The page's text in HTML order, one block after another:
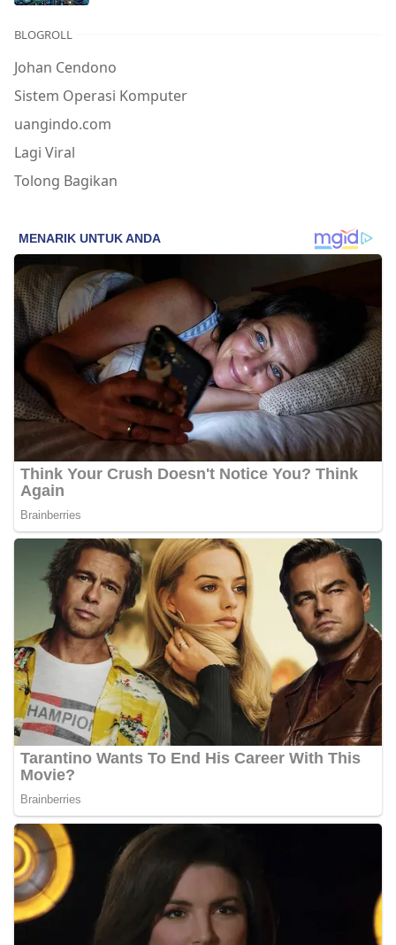
BLOGROLL
Johan Cendono
Sistem Operasi Komputer
uangindo.com
Lagi Viral
Tolong Bagikan